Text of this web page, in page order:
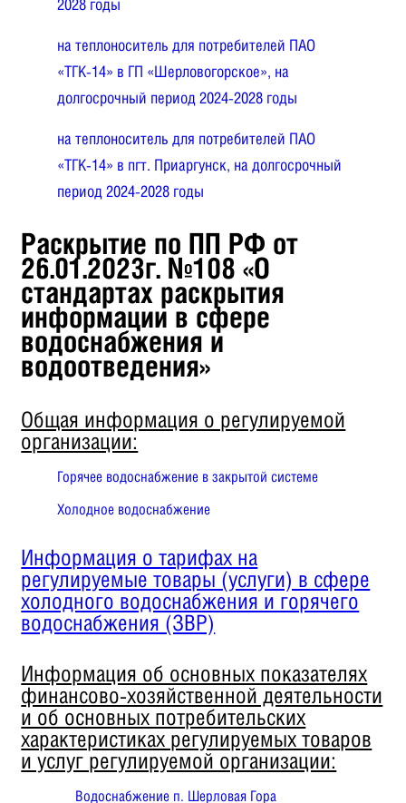
на теплоноситель для потребителей ПАО
«ТГК-14» в ГП «Шерловогорское», на
долгосрочный период 2024-2028 годы
на теплоноситель для потребителей ПАО
«ТГК-14» в пгт. Приаргунск, на долгосрочный
период 2024-2028 годы
Раскрытие по ПП РФ от
26.01.2023г. №108 «О
стандартах раскрытия
информации в сфере
водоснабжения и
водоотведения»
Общая информация о регулируемой
организации:
Горячее водоснабжение в закрытой системе
Холодное водоснабжение
Информация о тарифах на
регулируемые товары (услуги) в сфере
холодного водоснабжения и горячего
водоснабжения (ЗВР)
Информация об основных показателях
финансово-хозяйственной деятельности
и об основных потребительских
характеристиках регулируемых товаров
и услуг регулируемой организации:
Водоснабжение п. Шерловая Гора